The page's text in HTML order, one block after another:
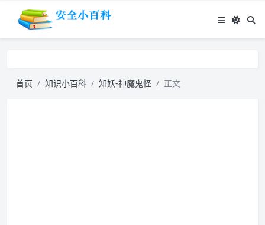
首页 知识小百科 知妖-神魔鬼怪 正文